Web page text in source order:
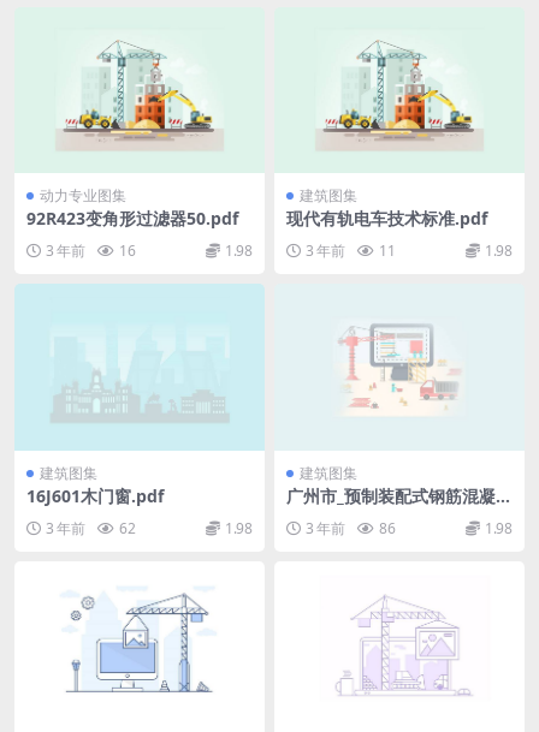
动力专业图集
92R423变角形过滤器50.pdf
3 年前 16 1.98
建筑图集
现代有轨电车技术标准.pdf
3 年前 11 1.98
建筑图集
16J601木门窗.pdf
3 年前 62 1.98
建筑图集
广州市_预制装配式钢筋混凝土
3 年前 86 1.98